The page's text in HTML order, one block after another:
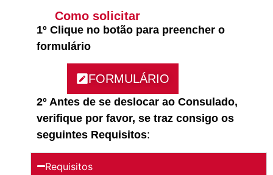
Como solicitar
1º Clique no botão para preencher o
formulário
FORMULÁRIO
2º Antes de se deslocar ao Consulado,
verifique por favor, se traz consigo os
seguintes Requisitos:
Requisitos